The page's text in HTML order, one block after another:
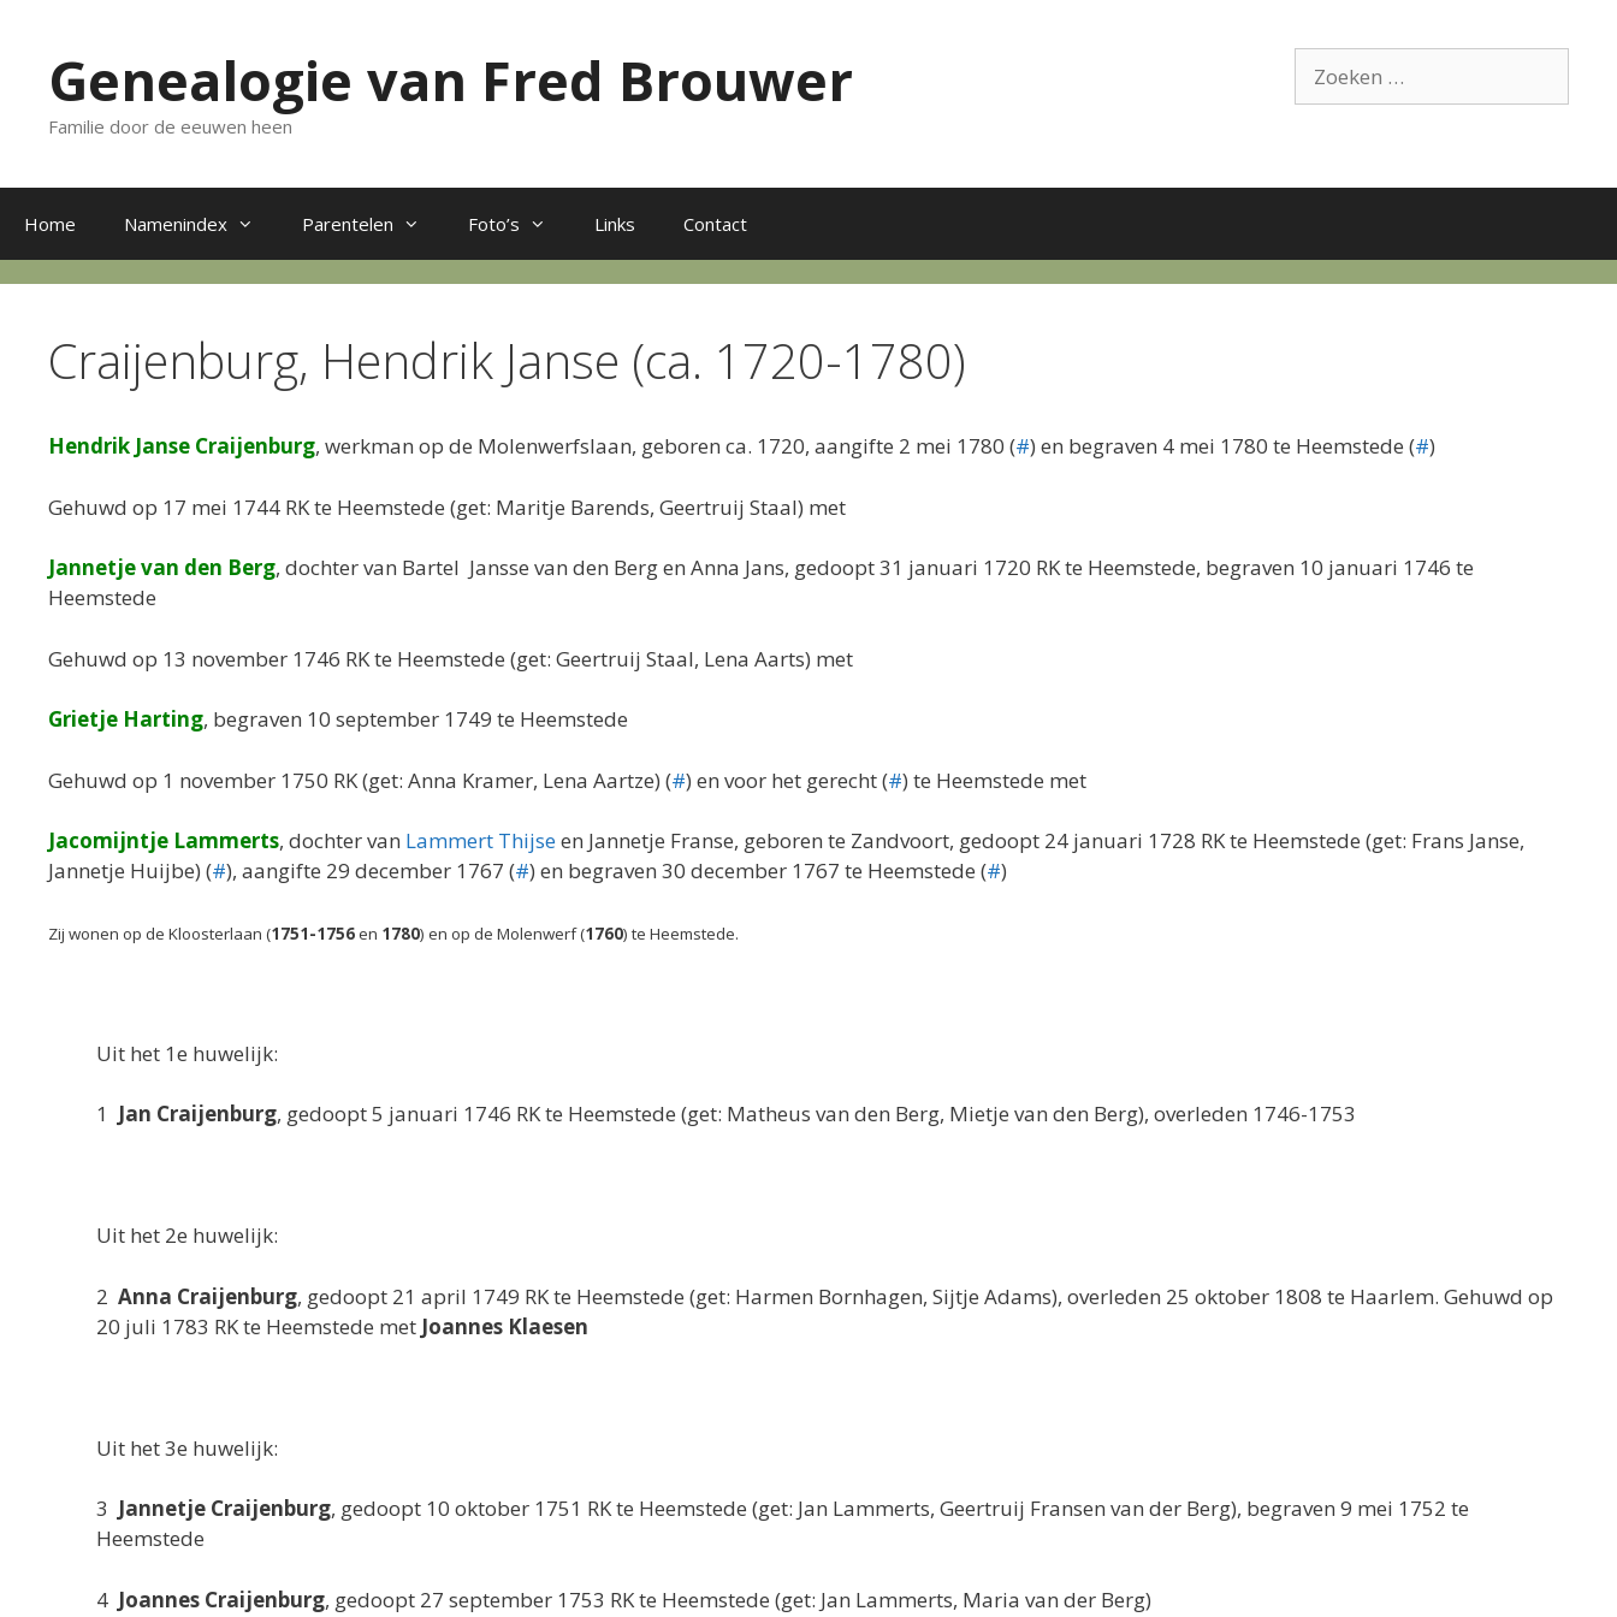
inhoud
naar:
Genealogie van Fred Brouwer
Familie door de eeuwen heen
Home Namenindex Parentelen Foto’s Links Contact
Craijenburg, Hendrik Janse (ca. 1720-1780)
Hendrik Janse Craijenburg, werkman op de Molenwerfslaan, geboren ca. 1720, aangifte 2 mei 1780 (#) en begraven 4 mei 1780 te Heemstede (#)
Gehuwd op 17 mei 1744 RK te Heemstede (get: Maritje Barends, Geertruij Staal) met
Jannetje van den Berg, dochter van Bartel Jansse van den Berg en Anna Jans, gedoopt 31 januari 1720 RK te Heemstede, begraven 10 januari 1746 te
Heemstede
Gehuwd op 13 november 1746 RK te Heemstede (get: Geertruij Staal, Lena Aarts) met
Grietje Harting, begraven 10 september 1749 te Heemstede
Gehuwd op 1 november 1750 RK (get: Anna Kramer, Lena Aartze) (#) en voor het gerecht (#) te Heemstede met
Jacomijntje Lammerts, dochter van Lammert Thijseen Jannetje Franse, geboren te Zandvoort, gedoopt 24 januari 1728 RK te Heemstede (get: Frans Janse,
Jannetje Huijbe) (#), aangifte 29 december 1767 (#) en begraven 30 december 1767 te Heemstede (#)
Zij wonen op de Kloosterlaan (1751-1756en 1780) en op de Molenwerf (1760) te Heemstede.
Uit het 1e huwelijk:
1 Jan Craijenburg, gedoopt 5 januari 1746 RK te Heemstede (get: Matheus van den Berg, Mietje van den Berg), overleden 1746-1753
Uit het 2e huwelijk:
2 Anna Craijenburg, gedoopt 21 april 1749 RK te Heemstede (get: Harmen Bornhagen, Sijtje Adams), overleden 25 oktober 1808 te Haarlem. Gehuwd op
20 juli 1783 RK te Heemstede met Joannes Klaesen
Uit het 3e huwelijk:
3 Jannetje Craijenburg, gedoopt 10 oktober 1751 RK te Heemstede (get: Jan Lammerts, Geertruij Fransen van der Berg), begraven 9 mei 1752 te
Heemstede
4 Joannes Craijenburg, gedoopt 27 september 1753 RK te Heemstede (get: Jan Lammerts, Maria van der Berg)